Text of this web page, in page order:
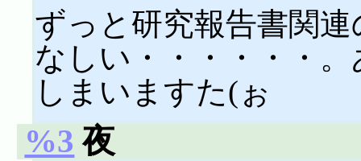
ずっと研究報告書関
なしい・・・・・・
しまいますた(ぉ
%3 夜